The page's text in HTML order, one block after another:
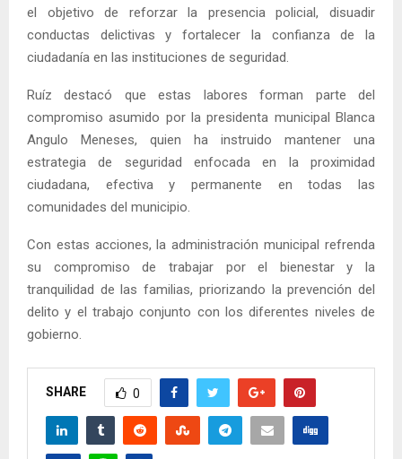
el objetivo de reforzar la presencia policial, disuadir
conductas delictivas y fortalecer la confianza de la
ciudadanía en las instituciones de seguridad.
Ruíz destacó que estas labores forman parte del
compromiso asumido por la presidenta municipal Blanca
Angulo Meneses, quien ha instruido mantener una
estrategia de seguridad enfocada en la proximidad
ciudadana, efectiva y permanente en todas las
comunidades del municipio.
Con estas acciones, la administración municipal refrenda
su compromiso de trabajar por el bienestar y la
tranquilidad de las familias, priorizando la prevención del
delito y el trabajo conjunto con los diferentes niveles de
gobierno.
SHARE 0